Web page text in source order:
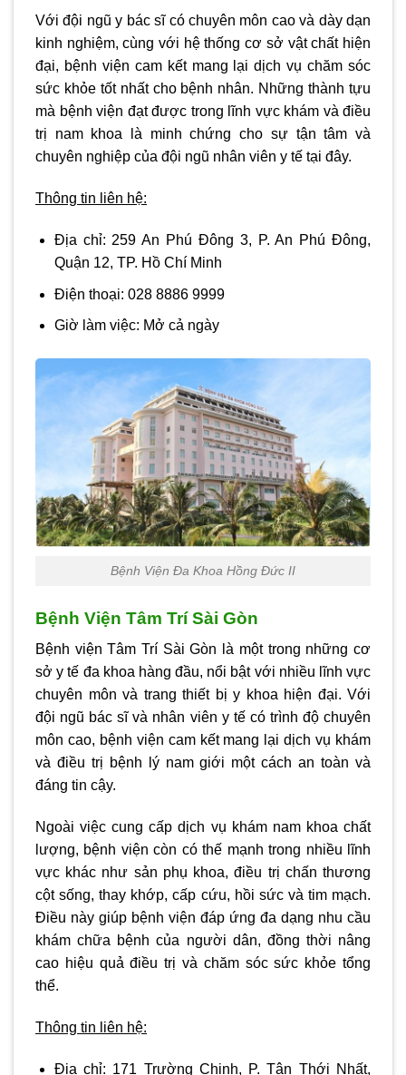
Với đội ngũ y bác sĩ có chuyên môn cao và dày dạn
kinh nghiệm, cùng với hệ thống cơ sở vật chất hiện
đại, bệnh viện cam kết mang lại dịch vụ chăm sóc
sức khỏe tốt nhất cho bệnh nhân. Những thành tựu
mà bệnh viện đạt được trong lĩnh vực khám và điều
trị nam khoa là minh chứng cho sự tận tâm và
chuyên nghiệp của đội ngũ nhân viên y tế tại đây.
Thông tin liên hệ:
Địa chỉ: 259 An Phú Đông 3, P. An Phú Đông,
Quận 12, TP. Hồ Chí Minh
Điện thoại: 028 8886 9999
Giờ làm việc: Mở cả ngày
Bệnh Viện Đa Khoa Hồng Đức II
Bệnh Viện Tâm Trí Sài Gòn
Bệnh viện Tâm Trí Sài Gòn là một trong những cơ
sở y tế đa khoa hàng đầu, nổi bật với nhiều lĩnh vực
chuyên môn và trang thiết bị y khoa hiện đại. Với
đội ngũ bác sĩ và nhân viên y tế có trình độ chuyên
môn cao, bệnh viện cam kết mang lại dịch vụ khám
và điều trị bệnh lý nam giới một cách an toàn và
đáng tin cậy.
Ngoài việc cung cấp dịch vụ khám nam khoa chất
lượng, bệnh viện còn có thế mạnh trong nhiều lĩnh
vực khác như sản phụ khoa, điều trị chấn thương
cột sống, thay khớp, cấp cứu, hồi sức và tim mạch.
Điều này giúp bệnh viện đáp ứng đa dạng nhu cầu
khám chữa bệnh của người dân, đồng thời nâng
cao hiệu quả điều trị và chăm sóc sức khỏe tổng
thể.
Thông tin liên hệ:
Địa chỉ: 171 Trường Chinh, P. Tân Thới Nhất,